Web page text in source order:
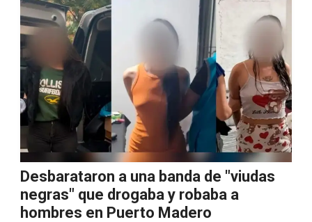
Desbarataron a una banda de "viudas
negras" que drogaba y robaba a
hombres en Puerto Madero